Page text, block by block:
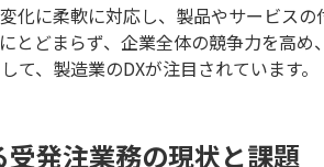
化に柔軟に対応し、製品やサービス
とどまらず、企業全体の競争力を高
て、製造業のDXが注目されています。
発注業務の現状と課題